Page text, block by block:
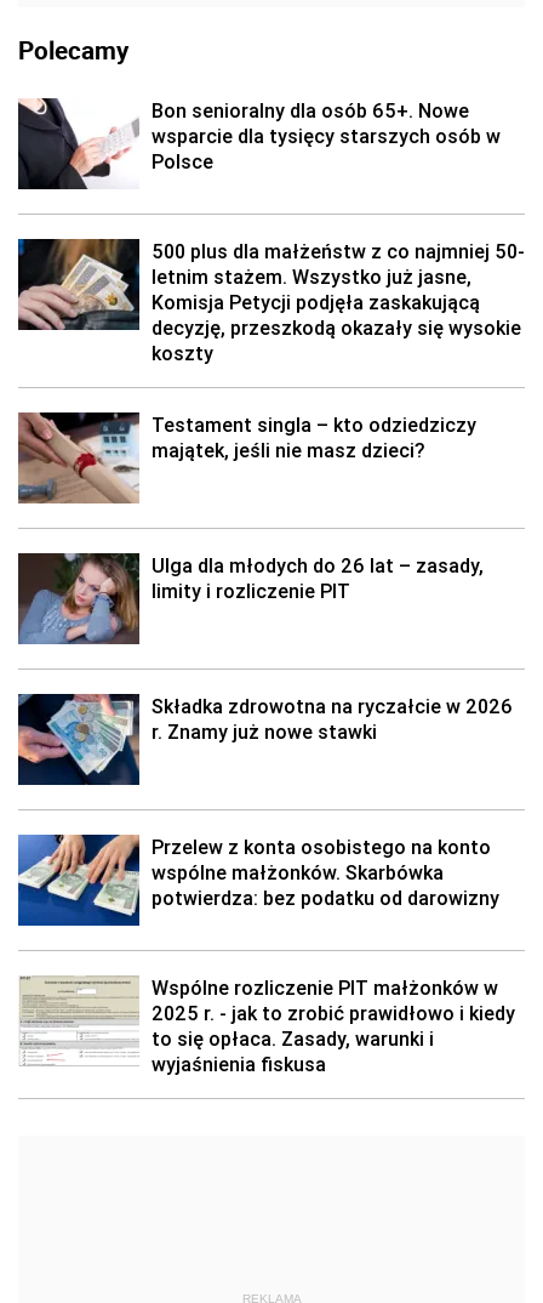
Polecamy
Bon senioralny dla osób 65+. Nowe
wsparcie dla tysięcy starszych osób w
Polsce
500 plus dla małżeństw z co najmniej 50-
letnim stażem. Wszystko już jasne,
Komisja Petycji podjęła zaskakującą
decyzję, przeszkodą okazały się wysokie
koszty
Testament singla – kto odziedziczy
majątek, jeśli nie masz dzieci?
Ulga dla młodych do 26 lat – zasady,
limity i rozliczenie PIT
Składka zdrowotna na ryczałcie w 2026
r. Znamy już nowe stawki
Przelew z konta osobistego na konto
wspólne małżonków. Skarbówka
potwierdza: bez podatku od darowizny
Wspólne rozliczenie PIT małżonków w
2025 r. - jak to zrobić prawidłowo i kiedy
to się opłaca. Zasady, warunki i
wyjaśnienia fiskusa
REKLAMA